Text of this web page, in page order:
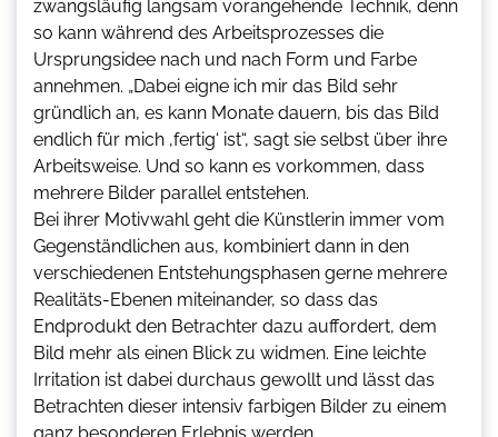
zwangsläufig langsam vorangehende Technik, denn
so kann während des Arbeitsprozesses die
Ursprungsidee nach und nach Form und Farbe
annehmen. „Dabei eigne ich mir das Bild sehr
gründlich an, es kann Monate dauern, bis das Bild
endlich für mich ‚fertig‘ ist“, sagt sie selbst über ihre
Arbeitsweise. Und so kann es vorkommen, dass
mehrere Bilder parallel entstehen.
Bei ihrer Motivwahl geht die Künstlerin immer vom
Gegenständlichen aus, kombiniert dann in den
verschiedenen Entstehungsphasen gerne mehrere
Realitäts-Ebenen miteinander, so dass das
Endprodukt den Betrachter dazu auffordert, dem
Bild mehr als einen Blick zu widmen. Eine leichte
Irritation ist dabei durchaus gewollt und lässt das
Betrachten dieser intensiv farbigen Bilder zu einem